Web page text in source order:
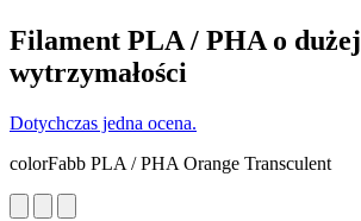
Filament PLA / PHA o dużej
wytrzymałości
Dotychczas jedna ocena.
colorFabb PLA / PHA Orange Transculent